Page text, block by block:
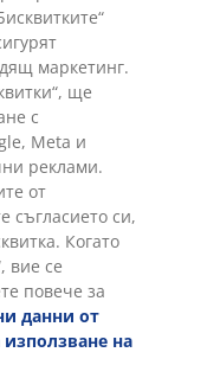
маркетинг.
ще
с
Meta и
реклами.
от
съгласието си,
Когато
вие се
повече за
данни от
на